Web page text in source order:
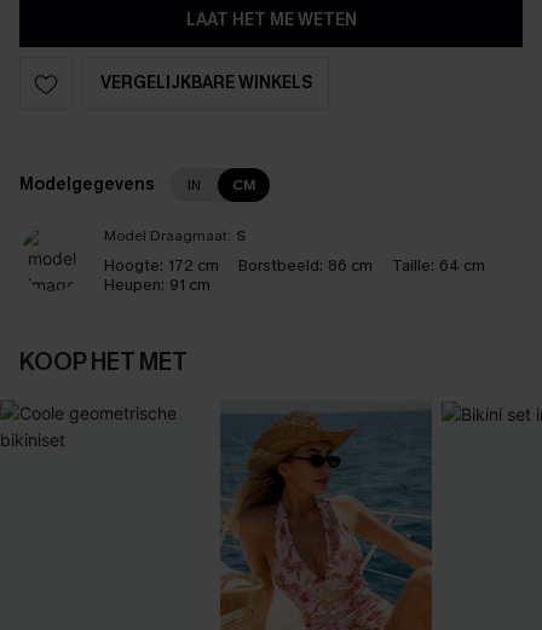
LAAT HET ME WETEN
VERGELIJKBARE WINKELS
Modelgegevens IN CM
Model Draagmaat: S
Hoogte: 172 cm Borstbeeld: 86 cm Taille: 64 cm
Heupen: 91 cm
KOOP HET MET